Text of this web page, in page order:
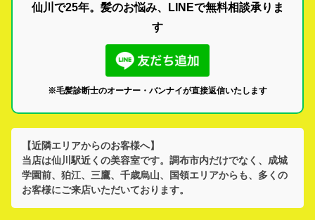
仙川で25年。髪のお悩み、LINEで無料相談承りま
す
※毛髪診断士のオーナー・バンナイが直接返信いたします
【近隣エリアからのお客様へ】
当店は仙川駅近くの美容室です。 調布市内だけでなく、 成城
学園前、狛江、三鷹、千歳烏山、国領エリアからも、多くの
お客様にご来店いただいております。